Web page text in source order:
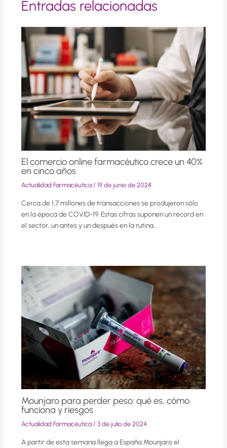
Entradas relacionadas
El comercio online farmacéutico crece un 40%
en cinco años
Actualidad Farmacéutica/ 19 de junio de 2024
Cerca de 1,7 millones de transacciones se produjeron sólo
en la época de COVID-19. Estas cifras suponen un récord en
el sector, un antes y un después en la rutina…
Mounjaro para perder peso: qué es, cómo
funciona y riesgos
Actualidad Farmacéutica/ 3 de julio de 2024
A partir de esta semana llega a España Mounjaro el